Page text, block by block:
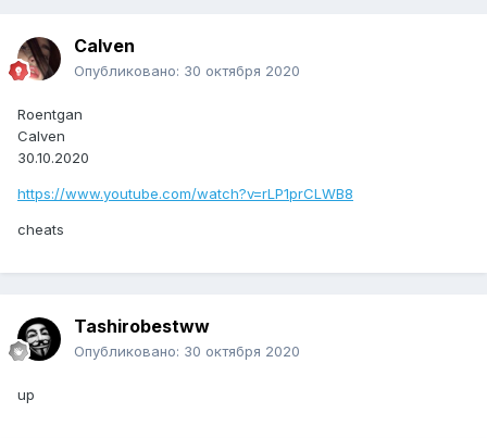
Calven
Опубликовано: 30 октября 2020
Roentgan
Calven
30.10.2020
https://www.youtube.com/watch?v=rLP1prCLWB8
cheats
Tashirobestww
Опубликовано: 30 октября 2020
up